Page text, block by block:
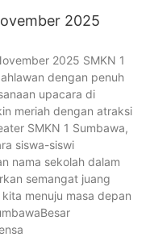
2025
2025 SMKN 1
dengan penuh
upacara di
meriah dengan atraksi
SMKN 1 Sumbawa,
siswa-siswi
nama sekolah dalam
semangat juang
menuju masa depan